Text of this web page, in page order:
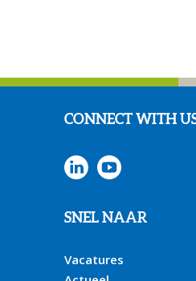
CONNECT WITH
SNEL NAAR
Vacatures